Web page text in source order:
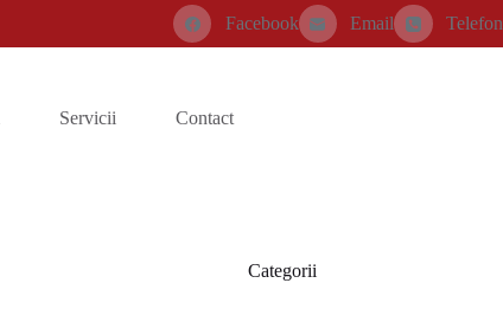
Facebook Email Telefon
Servicii Contact
Categorii